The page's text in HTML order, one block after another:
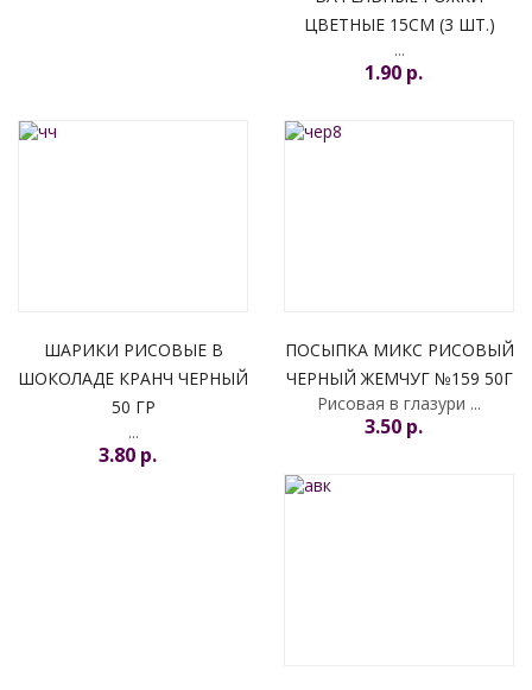
ЦВЕТНЫЕ 15СМ (3 ШТ.)
...
1.90 p.
ШАРИКИ РИСОВЫЕ В
ШОКОЛАДЕ КРАНЧ ЧЕРНЫЙ
50 ГР
...
3.80 p.
ПОСЫПКА МИКС РИСОВЫЙ
ЧЕРНЫЙ ЖЕМЧУГ №159 50Г
Рисовая в глазури ...
3.50 p.